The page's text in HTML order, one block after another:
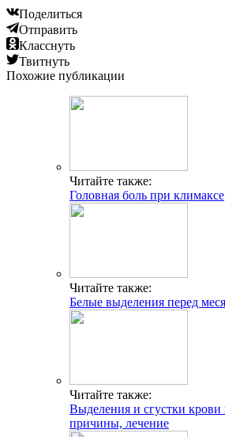
Поделиться
Отправить
Класснуть
Твитнуть
Похожие публикации
Читайте также:
Головная боль при климаксе
Читайте также:
Белые выделения перед
Читайте также:
Выделения и сгустки
причины, лечение